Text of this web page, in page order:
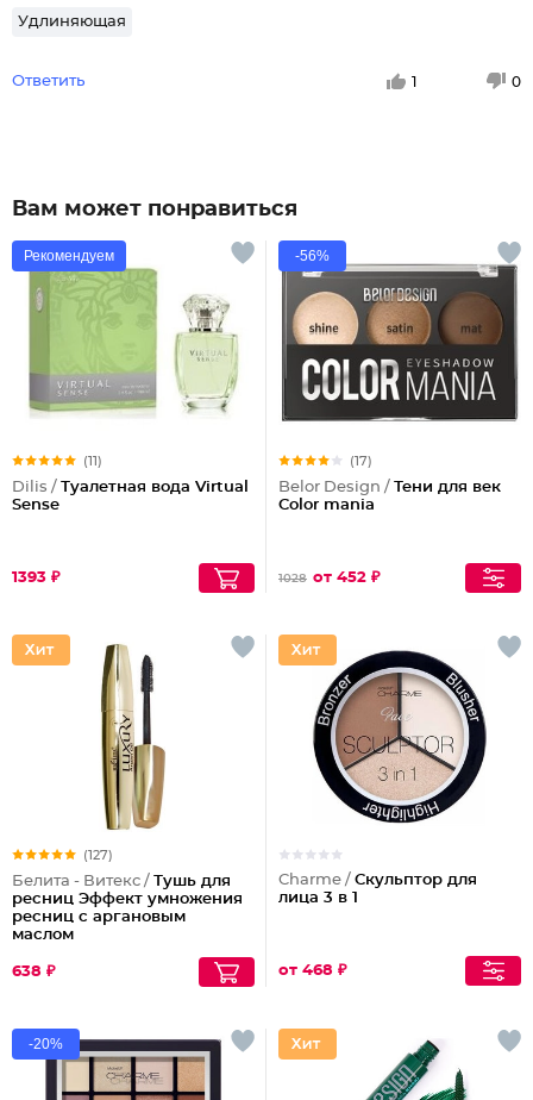
Удлиняющая
Ответить 1 0
Вам может понравиться
Рекомендуем
(11)
Dilis / Туалетная вода Virtual
Sense
1393 ₽
-56%
(17)
Belor Design / Тени для век
Color mania
1028 от 452 ₽
(127)
Белита - Витекс / Тушь для
ресниц Эффект умножения
ресниц с аргановым
маслом
638 ₽
Charme / Скульптор для
лица 3 в 1
от 468 ₽
-20%